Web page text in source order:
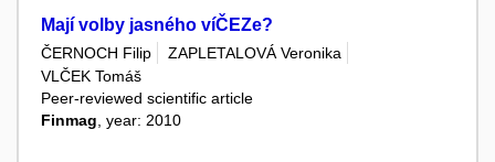
Mají volby jasného víČEZe?
ČERNOCH Filip
ZAPLETALOVÁ Veronika
VLČEK Tomáš
Peer-reviewed scientific article
Finmag , year: 2010